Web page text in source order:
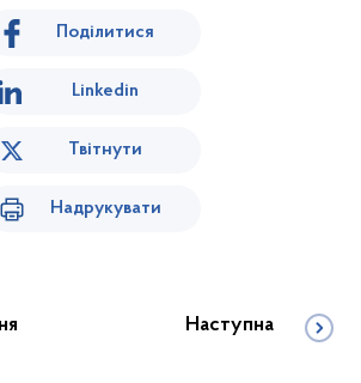
Поділитися
Linkedin
Твітнути
Надрукувати
Наступна